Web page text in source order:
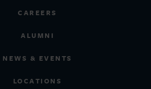
CAREERS
ALUMNI
NEWS & EVENTS
LOCATIONS